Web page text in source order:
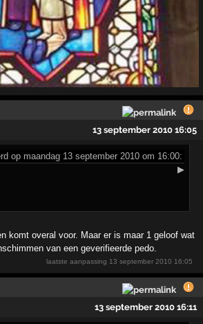
13 september 2010 16:05
op maandag 13 september 2010 om 16:00:
▶
komt overal voor. Maar er is maar 1 geloof wat
van een geverifieerde pedo.
laatste aanpassing 13 september 2010 16:05
13 september 2010 16:11